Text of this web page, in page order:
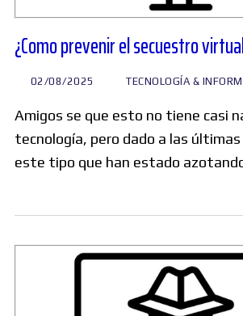
¿Como prevenir el secuestro
02/08/2025 TECNOLOGÍA &
Amigos se que esto no tiene casi
tecnología, pero dado a las
este tipo que han estado